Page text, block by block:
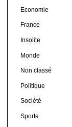
Economie
France
Insolite
Monde
Non classé
Politique
Société
Sports